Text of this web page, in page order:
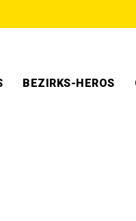
BEZIRKS-HEROS